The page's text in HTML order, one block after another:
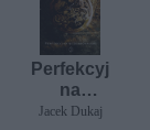
Perfekcyj
na
niedosko
Jacek Dukaj